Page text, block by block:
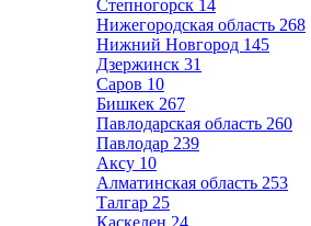
Степногорск 14
Нижегородская область 268
Нижний Новгород 145
Дзержинск 31
Саров 10
Бишкек 267
Павлодарская область 260
Павлодар 239
Аксу 10
Алматинская область 253
Талгар 25
Каскелен 24